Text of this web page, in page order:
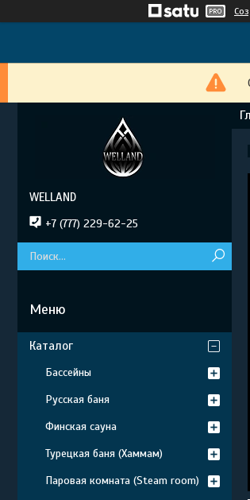
WELLAND
+7 (777) 229-62-25
Каталог
Бассейны
Русская баня
Финская сауна
Турецкая баня (Хаммам)
Паровая комната (Steam room)